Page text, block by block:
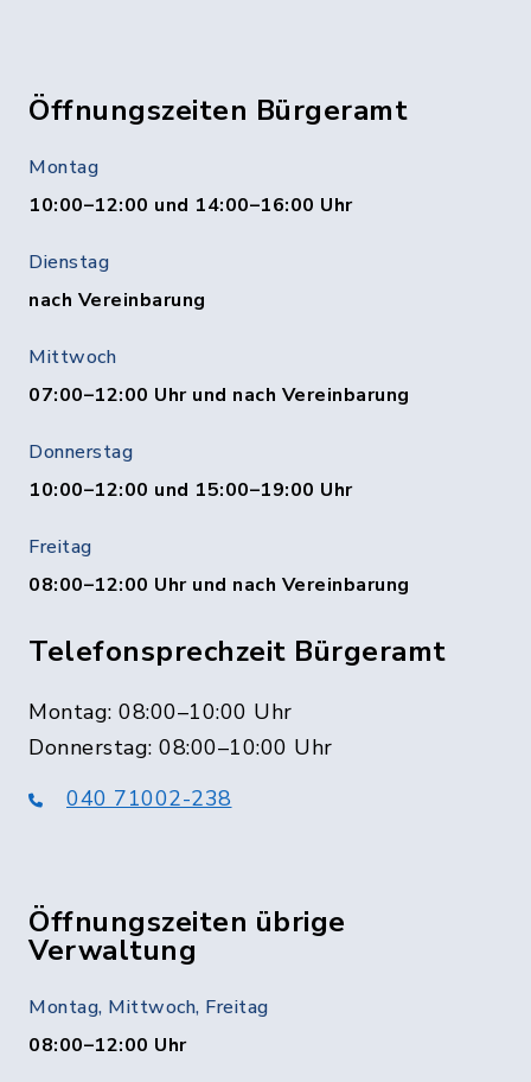
Öffnungszeiten Bürgeramt
Montag
10:00–12:00 und 14:00–16:00 Uhr
Dienstag
nach Vereinbarung
Mittwoch
07:00–12:00 Uhr und nach Vereinbarung
Donnerstag
10:00–12:00 und 15:00–19:00 Uhr
Freitag
08:00–12:00 Uhr und nach Vereinbarung
Telefonsprechzeit Bürgeramt
Montag: 08:00–10:00 Uhr
Donnerstag: 08:00–10:00 Uhr
040 71002-238
Öffnungszeiten übrige
Verwaltung
Montag, Mittwoch, Freitag
08:00–12:00 Uhr